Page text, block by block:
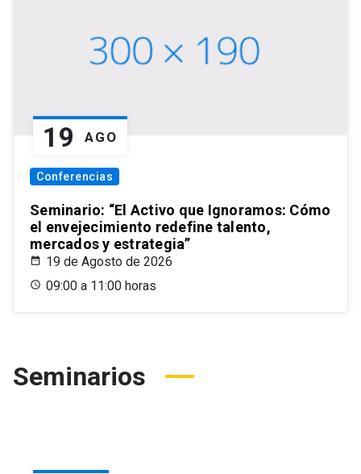
19 AGO
Conferencias
Seminario: “El Activo que Ignoramos: Cómo
el envejecimiento redefine talento,
mercados y estrategia”
19 de Agosto de 2026
09:00 a 11:00 horas
Seminarios